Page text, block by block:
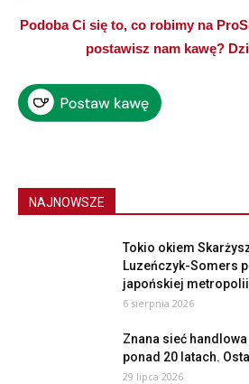
Podoba Ci się to, co robimy na
postawisz nam kawę?
NAJNOWSZE
Tokio okiem
Luzeńczyk-Somers
japońskiej
6 sierpnia 2026
Znana sieć
ponad 20 latach.
29 lipca 2026